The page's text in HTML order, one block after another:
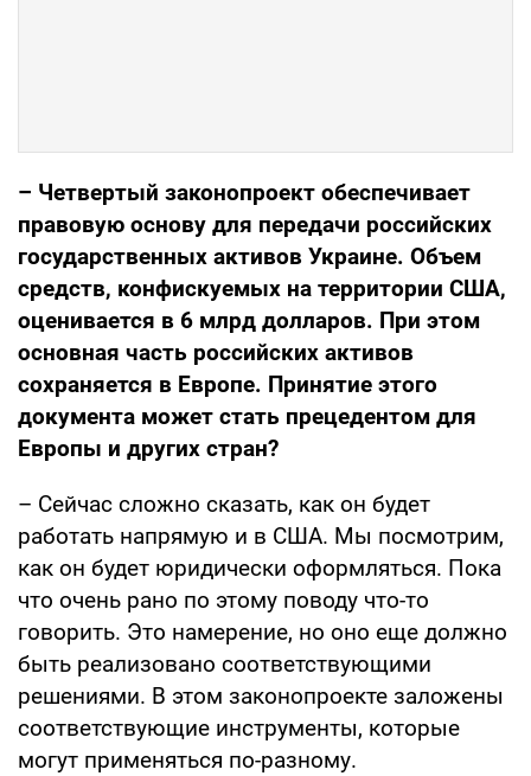
– Четвертый законопроект обеспечивает
правовую основу для передачи российских
государственных активов Украине. Объем
средств, конфискуемых на территории США,
оценивается в 6 млрд долларов. При этом
основная часть российских активов
сохраняется в Европе. Принятие этого
документа может стать прецедентом для
Европы и других стран?
– Сейчас сложно сказать, как он будет
работать напрямую и в США. Мы посмотрим,
как он будет юридически оформляться. Пока
что очень рано по этому поводу что-то
говорить. Это намерение, но оно еще должно
быть реализовано соответствующими
решениями. В этом законопроекте заложены
соответствующие инструменты, которые
могут применяться по-разному.